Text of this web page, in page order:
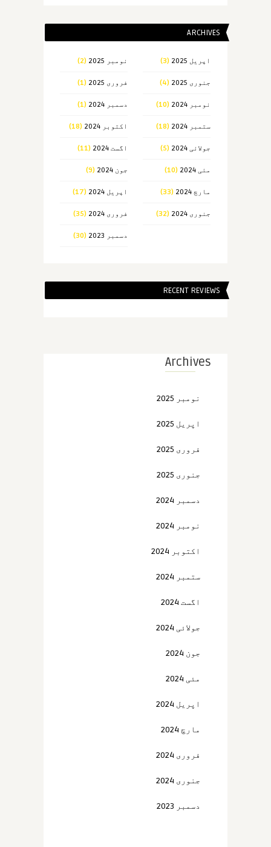
ARCHIVES
نومبر 2025 (2) اپریل 2025 (3)
فروری 2025 (1) جنوری 2025 (4)
دسمبر 2024 (1) نومبر 2024 (10)
اکتوبر 2024 (18) ستمبر 2024 (18)
اگست 2024 (11) جولائی 2024 (5)
جون 2024 (9) مئی 2024 (10)
اپریل 2024 (17) مارچ 2024 (33)
فروری 2024 (35) جنوری 2024 (32)
دسمبر 2023 (30)
RECENT REVIEWS
Archives
نومبر 2025
اپریل 2025
فروری 2025
جنوری 2025
دسمبر 2024
نومبر 2024
اکتوبر 2024
ستمبر 2024
اگست 2024
جولائی 2024
جون 2024
مئی 2024
اپریل 2024
مارچ 2024
فروری 2024
جنوری 2024
دسمبر 2023